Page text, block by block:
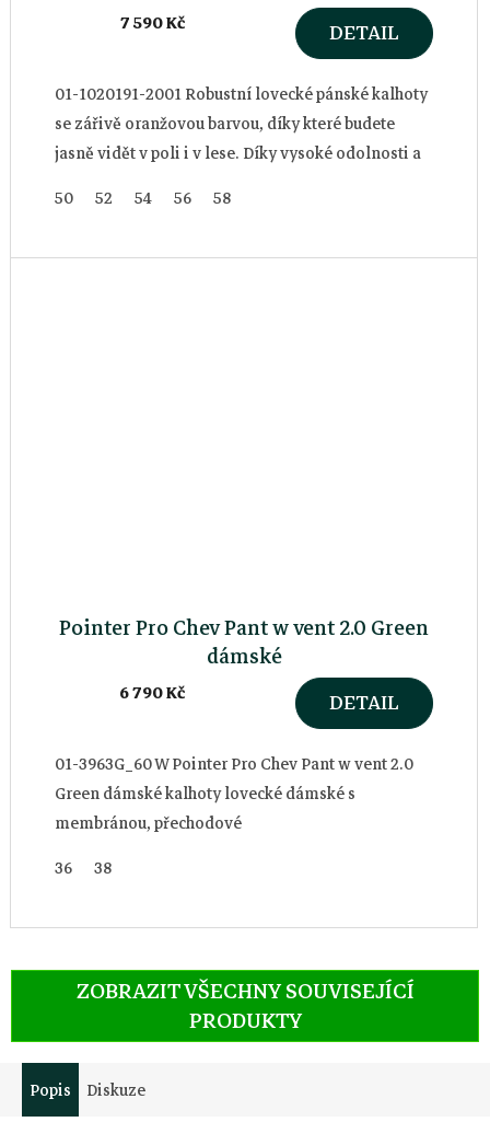
7 590 Kč DETAIL
01-1020191-2001 Robustní lovecké pánské kalhoty
se zářivě oranžovou barvou, díky které budete
jasně vidět v poli i v lese. Díky vysoké odolnosti a
50 52 54 56 58
Pointer Pro Chev Pant w vent 2.0 Green
dámské
6 790 Kč DETAIL
01-3963G_60 W Pointer Pro Chev Pant w vent 2.0
Green dámské kalhoty lovecké dámské s
membránou, přechodové
36
38
ZOBRAZIT VŠECHNY SOUVISEJÍCÍ
PRODUKTY
Popis Diskuze